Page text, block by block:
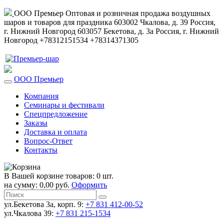
ООО Премьер Оптовая и розничная продажа воздушных
шаров и товаров для праздника 603002 Чкалова, д. 39 Россия,
г. Нижний Новгород 603057 Бекетова, д. 3а Россия, г. Нижний
Новгород +78312151534 +78314371305
ООО Премьер
Компания
Семинары и фестивали
Спецпредложение
Заказы
Доставка и оплата
Вопрос-Ответ
Контакты
В Вашей корзине товаров: 0 шт.
на сумму: 0,00 руб. Оформить
ул.Бекетова 3а, корп. 9: +7 831 412-00-52
ул.Чкалова 39: +7 831 215-1534